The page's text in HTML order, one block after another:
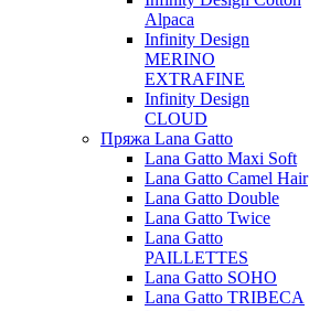
Alpaca
Infinity Design
MERINO
EXTRAFINE
Infinity Design
CLOUD
Пряжа Lana Gatto
Lana Gatto Maxi Soft
Lana Gatto Camel Hair
Lana Gatto Double
Lana Gatto Twice
Lana Gatto
PAILLETTES
Lana Gatto SOHO
Lana Gatto TRIBECA